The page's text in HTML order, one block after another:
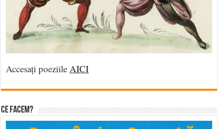
Accesați poeziileAICI
Ce facem?